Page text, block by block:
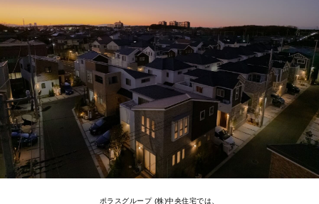
ポラスグループ (株)中央住宅では、